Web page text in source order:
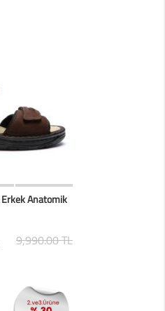
Favorilerim
Anatomik
9,990.00 TL